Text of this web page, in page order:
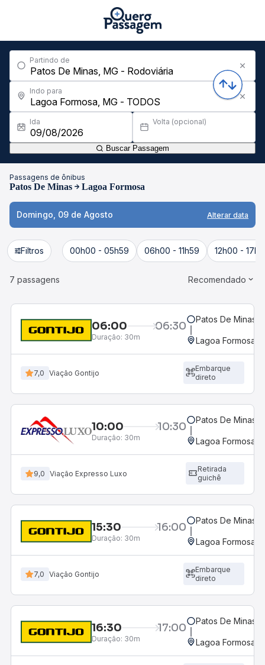
Partindo de
Indo para
Ida Volta (opcional)
Buscar Passagem
Passagens de ônibus
Patos De Minas Lagoa Formosa
Domingo, 09 de Agosto Alterar data
Filtros 00h00 - 05h59 06h00 - 11h59 12h00 -
7 passagens Recomendado
06:00 06:30
Duração: 30m
Patos De Minas,
Lagoa Formosa,
7,0 Viação Gontijo
Embarque
direto
10:00 10:30
Duração: 30m
Patos De Minas,
Lagoa Formosa,
9,0 Viação Expresso Luxo
Retirada
guichê
15:30 16:00
Duração: 30m
Patos De Minas,
Lagoa Formosa,
7,0 Viação Gontijo
Embarque
direto
16:30 17:00
Duração: 30m
Patos De Minas,
Lagoa Formosa,